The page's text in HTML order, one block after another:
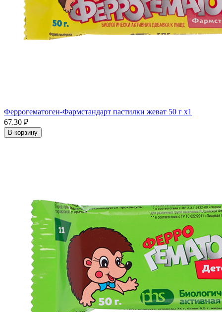
Феррогематоген-Фармстандарт пастилки жеват 50 г x1
67.30 ₽
В корзину